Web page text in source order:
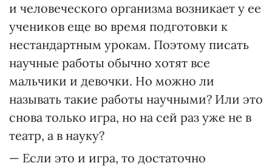
и человеческого организма возникает у ее
учеников еще во время подготовки к
нестандартным урокам. Поэтому писать
научные работы обычно хотят все
мальчики и девочки. Но можно ли
называть такие работы научными? Или это
снова только игра, но на сей раз уже не в
театр, а в науку?
— Если это и игра, то достаточно